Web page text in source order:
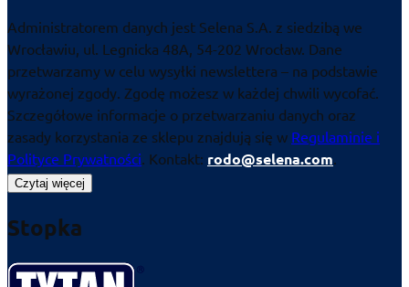
Administratorem danych jest Selena S.A. z siedzibą we
Wrocławiu, ul. Legnicka 48A, 54-202 Wrocław. Dane
przetwarzamy w celu wysyłki newslettera – na podstawie
wyrażonej zgody. Zgodę możesz w każdej chwili wycofać.
Szczegółowe informacje o przetwarzaniu danych oraz
zasady korzystania ze sklepu znajdują się w Regulaminie i
Polityce Prywatności. Kontakt: rodo@selena.com.
Czytaj więcej
Stopka